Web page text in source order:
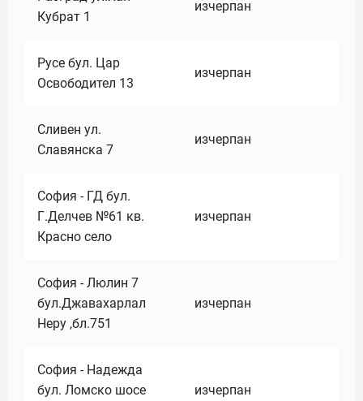
Кубрат 1
изчерпан
Русе бул. Цар
Освободител 13
изчерпан
Сливен ул.
Славянска 7
изчерпан
София - ГД бул.
Г.Делчев №61 кв.
Красно село
изчерпан
София - Люлин 7
бул.Джавахарлал
Неру ,бл.751
изчерпан
София - Надежда
бул. Ломско шосе
изчерпан